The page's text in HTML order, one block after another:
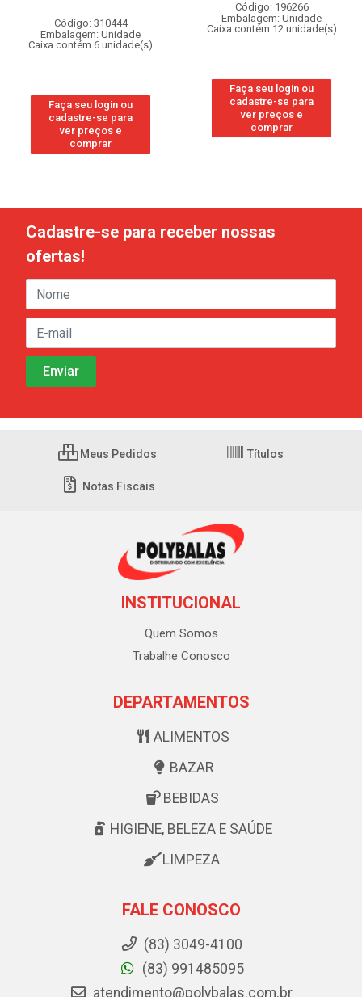
Código: 310444
Embalagem: Unidade
Caixa contém 6 unidade(s)
Faça seu login ou
cadastre-se para
ver preços e
comprar
Código: 196266
Embalagem: Unidade
Caixa contém 12 unidade(s)
Faça seu login ou
cadastre-se para
ver preços e
comprar
Cadastre-se para receber nossas
ofertas!
Meus Pedidos Títulos
Notas Fiscais
INSTITUCIONAL
Quem Somos
Trabalhe Conosco
DEPARTAMENTOS
ALIMENTOS
BAZAR
BEBIDAS
HIGIENE, BELEZA E SAÚDE
LIMPEZA
FALE CONOSCO
(83) 3049-4100
(83) 991485095
atendimento@polybalas.com.br